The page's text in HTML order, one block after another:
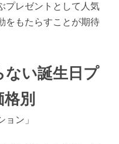
プレゼントとして人気
をもたらすことが期待
ない誕生日プ
別
ョン」